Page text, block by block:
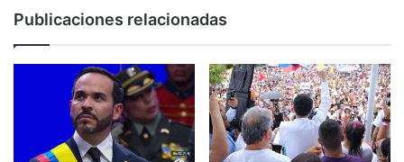
Publicaciones relacionadas